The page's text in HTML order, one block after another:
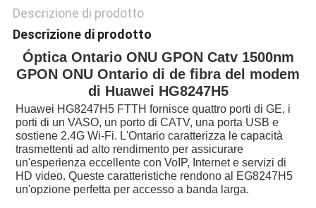
Descrizione di prodotto
Descrizione di prodotto
Óptica Ontario ONU GPON Catv 1500nm
GPON ONU Ontario di de fibra del modem
di Huawei HG8247H5
Huawei HG8247H5 FTTH fornisce quattro porti di GE, i
porti di un VASO, un porto di CATV, una porta USB e
sostiene 2.4G Wi-Fi. L'Ontario caratterizza le capacità
trasmettenti ad alto rendimento per assicurare
un'esperienza eccellente con VoIP, Internet e servizi di
HD video. Queste caratteristiche rendono al EG8247H5
un'opzione perfetta per accesso a banda larga.